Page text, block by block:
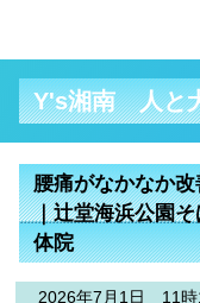
Y's湘南 人と
腰痛がなかなか
｜辻堂海浜公園
体院
2026年7月1日 11時